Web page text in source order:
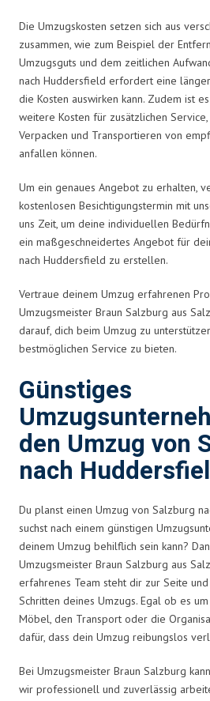
Die Umzugskosten setzen sich aus
zusammen, wie zum Beispiel der
Umzugsguts und dem zeitlichen
nach Huddersfield erfordert eine
die Kosten auswirken kann. Zudem ist
weitere Kosten für zusätzlichen
Verpacken und Transportieren von
anfallen können.
Um ein genaues Angebot zu erhalten,
kostenlosen Besichtigungstermin mit
uns Zeit, um deine individuellen
ein maßgeschneidertes Angebot für
nach Huddersfield zu erstellen.
Vertraue deinem Umzug erfahrenen
Umzugsmeister Braun Salzburg aus
darauf, dich beim Umzug zu
bestmöglichen Service zu bieten.
Günstiges
den Umzug von
nach
Du planst einen Umzug von Salzburg
suchst nach einem günstigen
deinem Umzug behilflich sein kann?
Umzugsmeister Braun Salzburg aus
erfahrenes Team steht dir zur Seite
Schritten deines Umzugs. Egal ob es
Möbel, den Transport oder die
dafür, dass dein Umzug reibungslos
Bei Umzugsmeister Braun Salzburg
wir professionell und zuverlässig